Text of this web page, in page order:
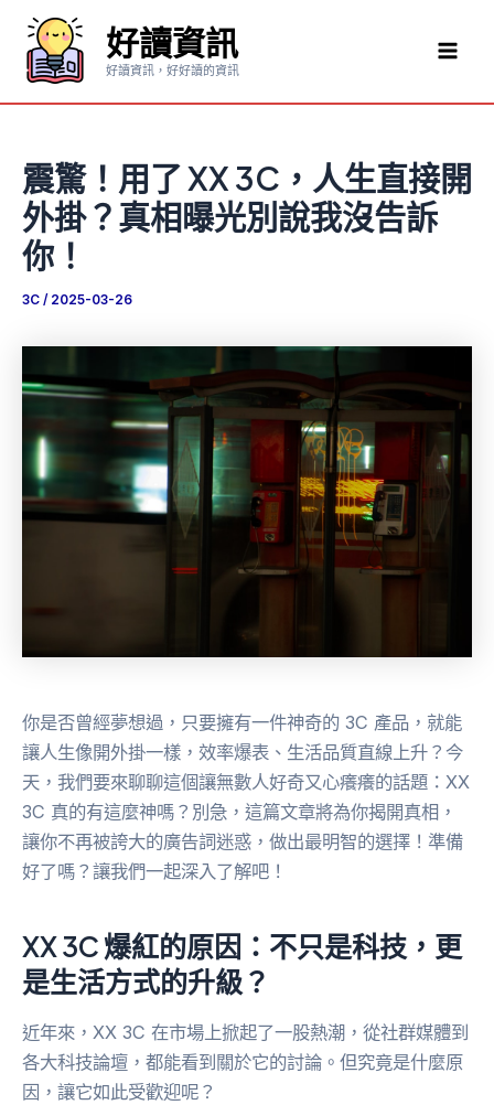
要
好讀資訊
好讀資訊，好好讀的資訊
震驚！用了 XX 3C，人生直接開
外掛？真相曝光別說我沒告訴
你！
3C / 2025-03-26
你是否曾經夢想過，只要擁有一件神奇的 3C 產品，就能
讓人生像開外掛一樣，效率爆表、生活品質直線上升？今
天，我們要來聊聊這個讓無數人好奇又心癢癢的話題：XX
3C 真的有這麼神嗎？別急，這篇文章將為你揭開真相，
讓你不再被誇大的廣告詞迷惑，做出最明智的選擇！準備
好了嗎？讓我們一起深入了解吧！
XX 3C 爆紅的原因：不只是科技，更
是生活方式的升級？
近年來，XX 3C 在市場上掀起了一股熱潮，從社群媒體到
各大科技論壇，都能看到關於它的討論。但究竟是什麼原
因，讓它如此受歡迎呢？